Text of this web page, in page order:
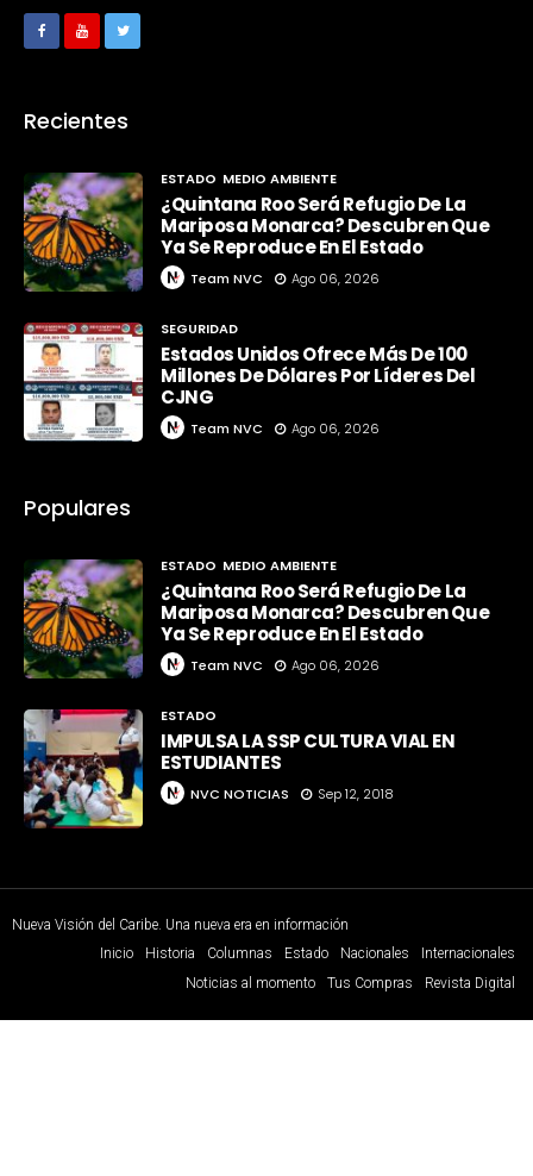
Recientes
ESTADO MEDIO AMBIENTE
¿Quintana Roo Será Refugio De La
Mariposa Monarca? Descubren Que
Ya Se Reproduce En El Estado
Team NVC Ago 06, 2026
SEGURIDAD
Estados Unidos Ofrece Más De 100
Millones De Dólares Por Líderes Del
CJNG
Team NVC Ago 06, 2026
Populares
ESTADO MEDIO AMBIENTE
¿Quintana Roo Será Refugio De La
Mariposa Monarca? Descubren Que
Ya Se Reproduce En El Estado
Team NVC Ago 06, 2026
ESTADO
IMPULSA LA SSP CULTURA VIAL EN
ESTUDIANTES
NVC NOTICIAS Sep 12, 2018
Nueva Visión del Caribe. Una nueva era en información
Inicio
Historia Columnas Estado Nacionales
Internacionales
Noticias al momento
Tus Compras Revista Digital